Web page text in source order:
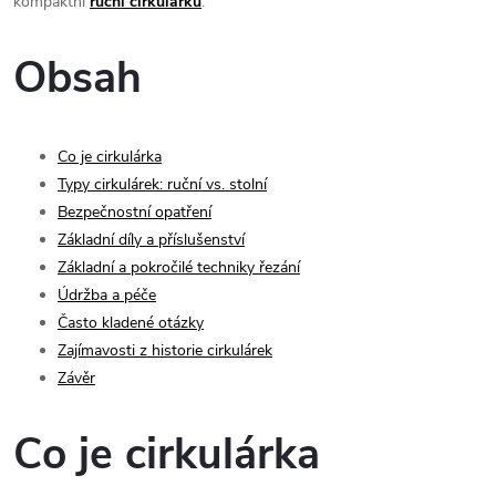
Obsah
Co je cirkulárka
Typy cirkulárek: ruční vs. stolní
Bezpečnostní opatření
Základní díly a příslušenství
Základní a pokročilé techniky řezání
Údržba a péče
Často kladené otázky
Zajímavosti z historie cirkulárek
Závěr
Co je cirkulárka